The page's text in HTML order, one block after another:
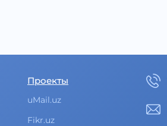
Проекты
uMail.uz
Fikr.uz